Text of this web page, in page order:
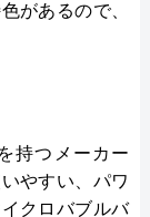
があるので、
持つメーカー
やすい、パワ
クロバブルバ